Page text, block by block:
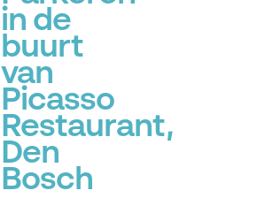
in de
buurt
van
Picasso
Restaurant,
Den
Bosch